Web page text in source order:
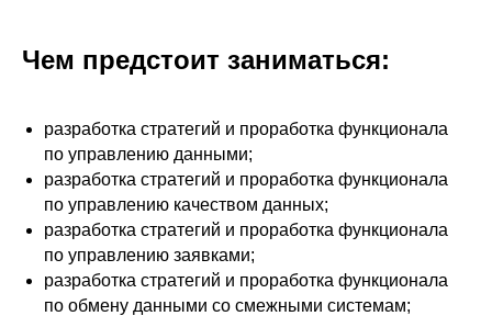
Чем предстоит заниматься:
разработка стратегий и проработка функционала
по управлению данными;
разработка стратегий и проработка функционала
по управлению качеством данных;
разработка стратегий и проработка функционала
по управлению заявками;
разработка стратегий и проработка функционала
по обмену данными со смежными системам;